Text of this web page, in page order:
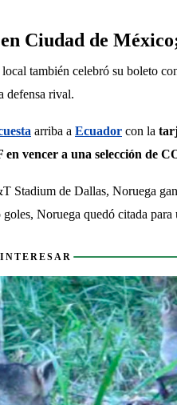
Ciudad de
también celebró su boleto
defensa rival.
arriba a Ecuador con la
vencer a una selección de
Stadium de Dallas, Noruega
Noruega quedó citada para
interesar